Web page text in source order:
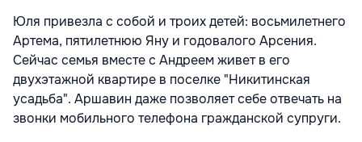
Юля привезла с собой и троих детей: восьмилетнего
Артема, пятилетнюю Яну и годовалого Арсения.
Сейчас семья вместе с Андреем живет в его
двухэтажной квартире в поселке "Никитинская
усадьба". Аршавин даже позволяет себе отвечать на
звонки мобильного телефона гражданской супруги.